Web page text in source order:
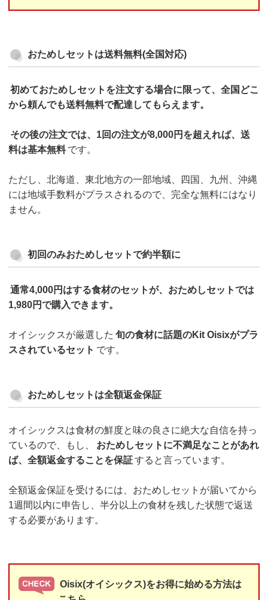
おためしセットは送料無料(全国対応)
初めておためしセットを注文する場合に限って、全国どこ
から頼んでも送料無料で配達してもらえます。
その後の注文では、1回の注文が8,000円を超えれば、送
料は基本無料 です。
ただし、北海道、東北地方の一部地域、四国、九州、沖縄
には地域手数料がプラスされるので、完全な無料にはなり
ません。
初回のみおためしセットで約半額に
通常4,000円はする食材のセットが、おためしセットでは
1,980円で購入できます。
オイシックスが厳選した 旬の食材に話題のKit Oisixがプラ
スされているセット です。
おためしセットは全額返金保証
オイシックスは食材の鮮度と味の良さに絶大な自信を持っ
ているので、もし、
おためしセットに不満足なことがあれ
ば、全額返金することを保証すると言っています。
全額返金保証を受けるには、おためしセットが届いてから
1週間以内に申告し、半分以上の食材を残した状態で返送
する必要があります。
Oisix(オイシックス)をお得に始める方法は